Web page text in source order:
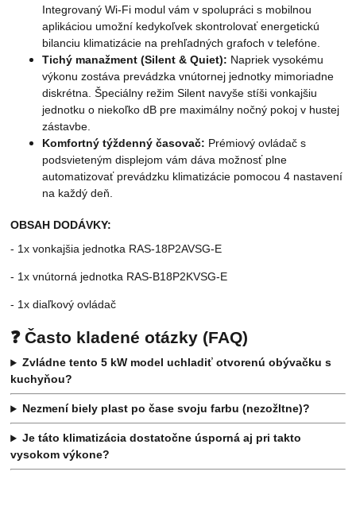
Integrovaný Wi-Fi modul vám v spolupráci s mobilnou
aplikáciou umožní kedykoľvek skontrolovať energetickú
bilanciu klimatizácie na prehľadných grafoch v telefóne.
Tichý manažment (Silent & Quiet): Napriek vysokému
výkonu zostáva prevádzka vnútornej jednotky mimoriadne
diskrétna. Špeciálny režim Silent navyše stíši vonkajšiu
jednotku o niekoľko dB pre maximálny nočný pokoj v hustej
zástavbe.
Komfortný týždenný časovač: Prémiový ovládač s
podsvieteným displejom vám dáva možnosť plne
automatizovať prevádzku klimatizácie pomocou 4 nastavení
na každý deň.
OBSAH DODÁVKY:
- 1x vonkajšia jednotka RAS-18P2AVSG-E
- 1x vnútorná jednotka RAS-B18P2KVSG-E
- 1x diaľkový ovládač
❓ Často kladené otázky (FAQ)
Zvládne tento 5 kW model uchladiť otvorenú obývačku s
kuchyňou?
Nezmení biely plast po čase svoju farbu (nezožltne)?
Je táto klimatizácia dostatočne úsporná aj pri takto
vysokom výkone?